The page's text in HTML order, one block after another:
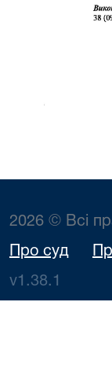
2026 © Всі
Про суд
v1.38.1